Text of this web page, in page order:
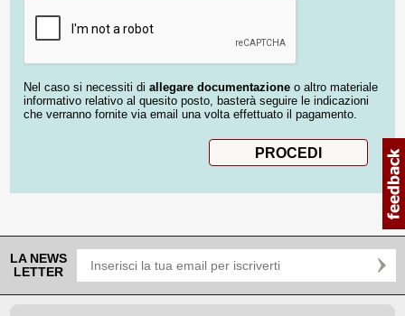
Nel caso si necessiti di allegare documentazione o altro materiale
informativo relativo al quesito posto, basterà seguire le indicazioni
che verranno fornite via email una volta effettuato il pagamento.
LA NEWS
LETTER